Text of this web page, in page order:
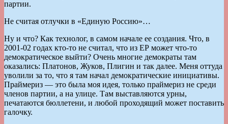
партии.
Не считая отлучки в «Единую Россию»…
Ну и что? Как технолог, в самом начале ее создания. Что, в
2001-02 годах кто-то не считал, что из ЕР может что-то
демократическое выйти? Очень многие демократы там
оказались: Платонов, Жуков, Плигин и так далее. Меня оттуда
уволили за то, что я там начал демократические инициативы.
Праймериз — это была моя идея, только праймериз не среди
членов партии, а на улице. Там выставляются урны,
печатаются бюллетени, и любой проходящий может поставить
галочку.